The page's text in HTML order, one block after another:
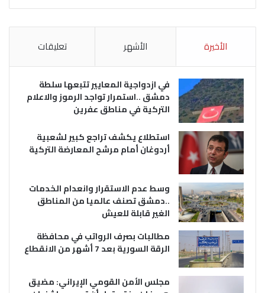
الأخيرة الأشهر تعليقات
في ازدواجية المعايير تتبعها سلطة
دمشق ..استمرار تواجد الرموز والاعلام
التركية في مناطق عفرين
استطلاع يكشف تراجع كبير لشعبية
أردوغان أمام مرشح المعارضة التركية
وسط عدم الاستقرار وانعدام الخدمات
..دمشق تصنف عالميا من المناطق
الغير قابلة للعيش
مطالبات بصرف الرواتب في محافظة
الرقة السورية بعد 7 أشهر من الانقطاع
مجلس الأمن القومي الإيراني: مضيق